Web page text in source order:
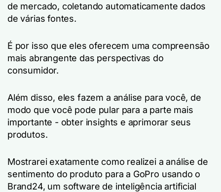
de mercado, coletando automaticamente dados
de várias fontes.
É por isso que eles oferecem uma compreensão
mais abrangente das perspectivas do
consumidor.
Além disso, eles fazem a análise para você, de
modo que você pode pular para a parte mais
importante - obter insights e aprimorar seus
produtos.
Mostrarei exatamente como realizei a análise de
sentimento do produto para a GoPro usando o
Brand24, um software de inteligência artificial